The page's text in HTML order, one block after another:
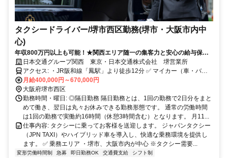
タクシードライバー/堺市西区勤務(堺市・大阪市内中
心)
年収800万円以上も可能！★関西エリア随一の集客力と安心の給与保証
で未経験から稼げる！
日本交通グループ関西 東京・日本交通株式会社 堺営業所
アクセス: ・JR阪和線「鳳駅」より徒歩12分 ✅ マイカー（車・バイ
ク）通勤：可
月給400,000円～670,000円
大阪府堺市西区
勤務時間・曜日: ◎隔日勤務 隔日勤務とは、1回の勤務で2日分をまと
めて働き、翌日は丸々お休みできる勤務形態です。 通常の労働時間
は1回の勤務で実働約16時間（休憩3時間含む）となります。 月11...
仕事内容: タクシーに乗ってお客様を送迎します。 ジャパンタクシー
（JPN TAXI）やハイブリッド車を導入し、快適な乗務環境を提供し
ます。 ✅ 乗務エリア ・堺市、大阪市内が中心 ※タクシー需要...
変形労働時間制 急募 即日勤務OK 交通費支給 シフト制